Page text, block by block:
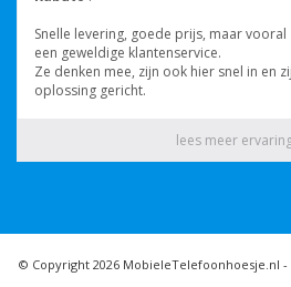
© Copyright 2026 MobieleTelefoonhoesje.nl -